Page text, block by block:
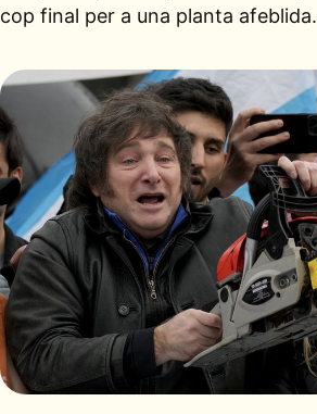
cop final per a una planta afeblida.